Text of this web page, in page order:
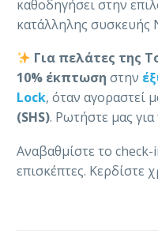
καθοδηγήσει στην
κατάλληλης συσκευής
Για πελάτες της
10% έκπτωση στην
Lock, όταν αγοραστεί
(SHS). Ρωτήστε μας
Αναβαθμίστε το
επισκέπτες. Κερδίστε